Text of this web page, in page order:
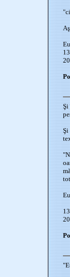
Şi
Şi